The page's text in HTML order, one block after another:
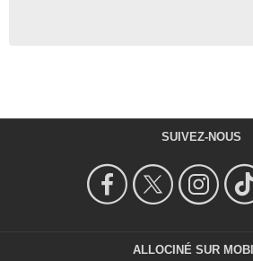
SUIVEZ-NOUS
ALLOCINÉ SUR